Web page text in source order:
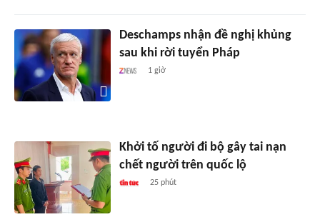
Deschamps nhận đề nghị khủng
sau khi rời tuyển Pháp
1 giờ
Khởi tố người đi bộ gây tai nạn
chết người trên quốc lộ
25 phút